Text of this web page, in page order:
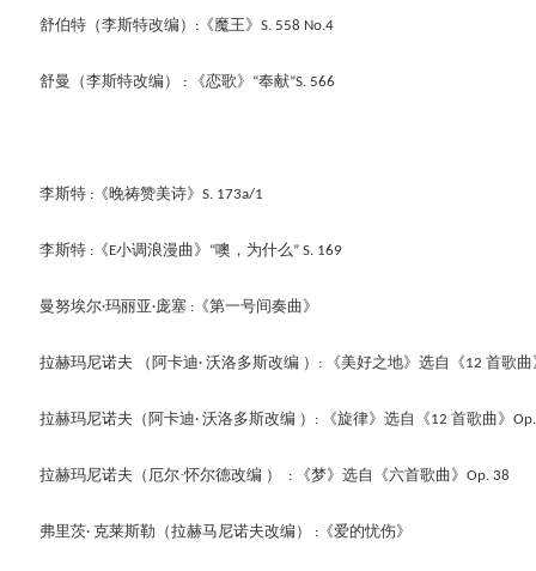
舒伯特 （李斯特改编） : 《魔王》 S. 558 No.4
舒曼 （李斯特改编） : 《恋歌》 “奉献”S. 566
李斯特 : 《晚祷赞美诗》 S. 173a/1
李斯特 : 《E小调浪漫曲》 “噢，为什么” S. 169
曼努埃尔·玛丽亚·庞塞 : 《第一号间奏曲》
拉赫玛尼诺夫 （ 阿卡迪· 沃洛多斯改编 ） : 《美好之地》 选自《12 首歌曲
拉赫玛尼诺夫 （ 阿卡迪· 沃洛多斯改编 ） : 《旋律》 选自《12 首歌曲》
拉赫玛尼诺夫 （厄尔·怀尔德改编 ） : 《梦》 选自《六首歌曲》 Op. 38
弗里茨· 克莱斯勒（拉赫马尼诺夫改编） : 《爱的忧伤》